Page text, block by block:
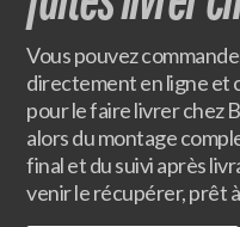
Vous pouvez
directement en ligne et
pour le faire livrer chez
alors du montage
final et du suivi après
venir le récupérer, prêt